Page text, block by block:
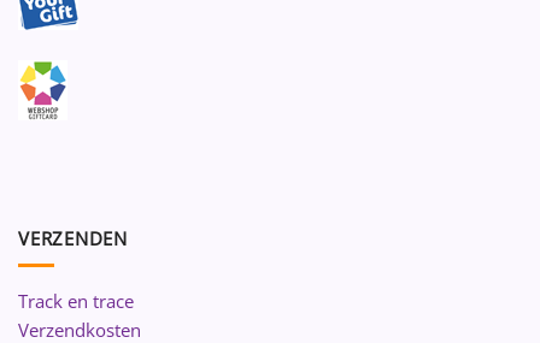
VERZENDEN
Track en trace
Verzendkosten